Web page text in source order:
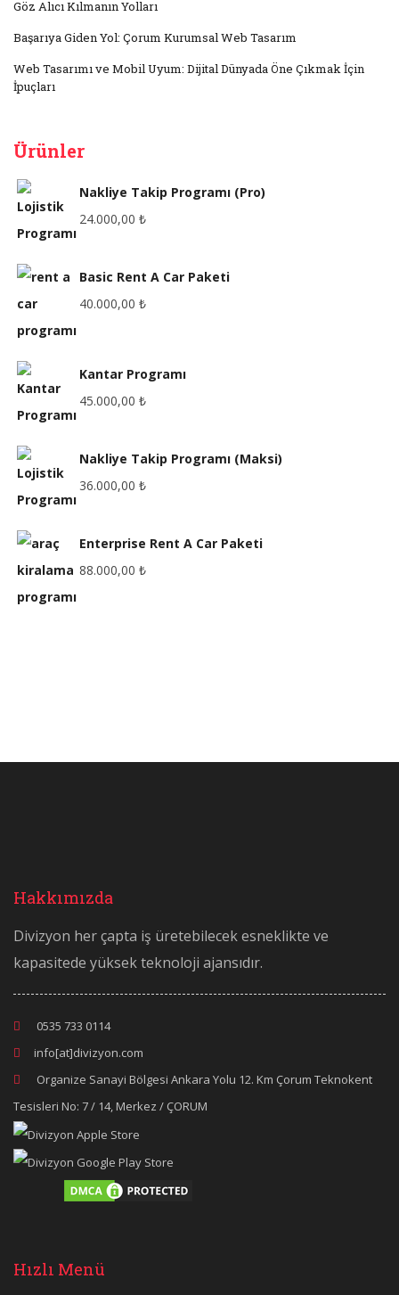
Göz Alıcı Kılmanın Yolları
Başarıya Giden Yol: Çorum Kurumsal Web Tasarım
Web Tasarımı ve Mobil Uyum: Dijital Dünyada Öne Çıkmak İçin
İpuçları
Ürünler
Nakliye Takip Programı (Pro)
24.000,00 ₺
Basic Rent A Car Paketi
40.000,00 ₺
Kantar Programı
45.000,00 ₺
Nakliye Takip Programı (Maksi)
36.000,00 ₺
Enterprise Rent A Car Paketi
88.000,00 ₺
Hakkımızda
Divizyon her çapta iş üretebilecek esneklikte ve
kapasitede yüksek teknoloji ajansıdır.
0535 733 0114
info[at]divizyon.com
Organize Sanayi Bölgesi Ankara Yolu 12. Km Çorum Teknokent
Tesisleri No: 7 / 14, Merkez / ÇORUM
Hızlı Menü